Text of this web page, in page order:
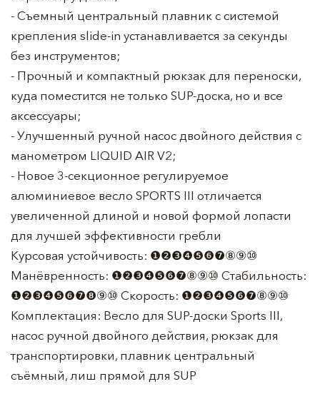
- Съемный центральный плавник с системой
крепления slide-in устанавливается за секунды
без инструментов;
- Прочный и компактный рюкзак для переноски,
куда поместится не только SUP-доска, но и все
аксессуары;
- Улучшенный ручной насос двойного действия с
манометром LIQUID AIR V2;
- Новое 3-секционное регулируемое
алюминиевое весло SPORTS III отличается
увеличенной длиной и новой формой лопасти
для лучшей эффективности гребли
Курсовая устойчивость: ❶❷❸❹❺❻❼⑧⑨⑩
Манёвренность: ❶❷❸❹❺❻❼⑧⑨⑩ Стабильность:
❶❷❸❹❺❻❼❽⑨⑩ Скорость: ❶❷❸❹❺❻❼⑧⑨⑩
Комплектация: Весло для SUP-доски Sports III,
насос ручной двойного действия, рюкзак для
транспортировки, плавник центральный
съёмный, лиш прямой для SUP